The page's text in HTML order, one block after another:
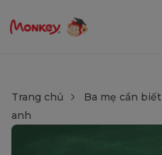
Trang chủ Ba mẹ cần biết
anh